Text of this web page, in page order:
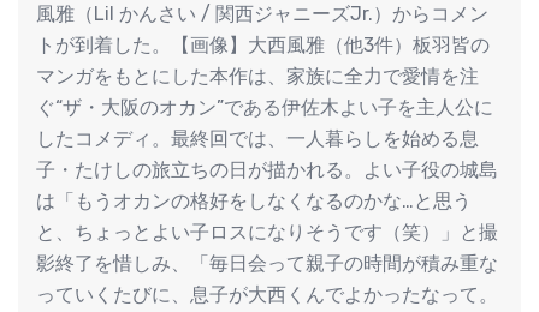
風雅（Lil かんさい / 関西ジャニーズJr.）からコメン
トが到着した。【画像】大西風雅（他3件）板羽皆の
マンガをもとにした本作は、家族に全力で愛情を注
ぐ“ザ・大阪のオカン”である伊佐木よい子を主人公に
したコメディ。最終回では、一人暮らしを始める息
子・たけしの旅立ちの日が描かれる。よい子役の城島
は「もうオカンの格好をしなくなるのかな…と思う
と、ちょっとよい子ロスになりそうです（笑）」と撮
影終了を惜しみ、「毎日会って親子の時間が積み重な
っていくたびに、息子が大西くんでよかったなって。